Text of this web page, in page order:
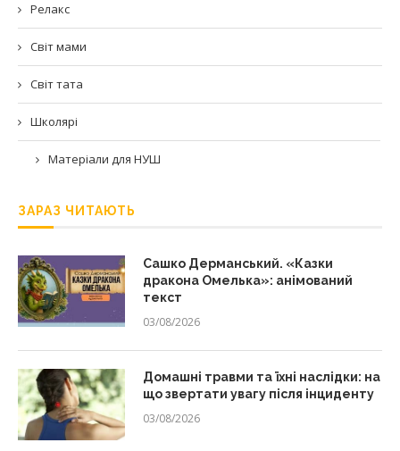
Релакс
Світ мами
Світ тата
Школярі
Матеріали для НУШ
ЗАРАЗ ЧИТАЮТЬ
Сашко Дерманський. «Казки
дракона Омелька»: анімований
текст
03/08/2026
Домашні травми та їхні наслідки: на
що звертати увагу після інциденту
03/08/2026